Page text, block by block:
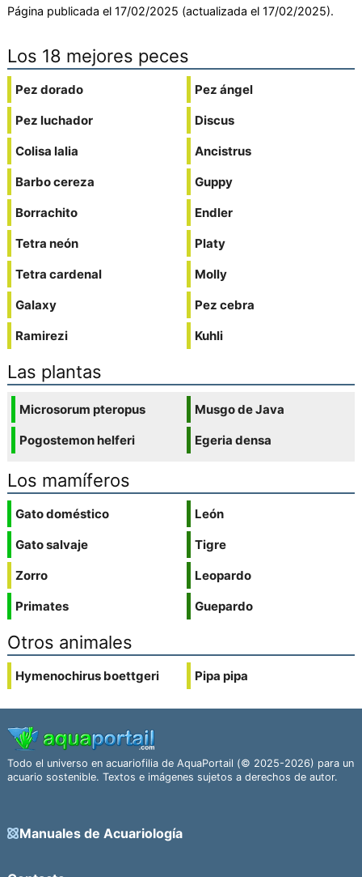
Página publicada el 17/02/2025 (actualizada el 17/02/2025).
Los 18 mejores peces
Pez dorado
Pez luchador
Colisa lalia
Barbo cereza
Borrachito
Tetra neón
Tetra cardenal
Galaxy
Ramirezi
Pez ángel
Discus
Ancistrus
Guppy
Endler
Platy
Molly
Pez cebra
Kuhli
Las plantas
Microsorum pteropus
Pogostemon helferi
Musgo de Java
Egeria densa
Los mamíferos
Gato doméstico
Gato salvaje
Zorro
Primates
León
Tigre
Leopardo
Guepardo
Otros animales
Hymenochirus boettgeri Pipa pipa
Todo el universo en acuariofilia de AquaPortail (© 2025-2026) para un
acuario sostenible. Textos e imágenes sujetos a derechos de autor.
Manuales de Acuariología